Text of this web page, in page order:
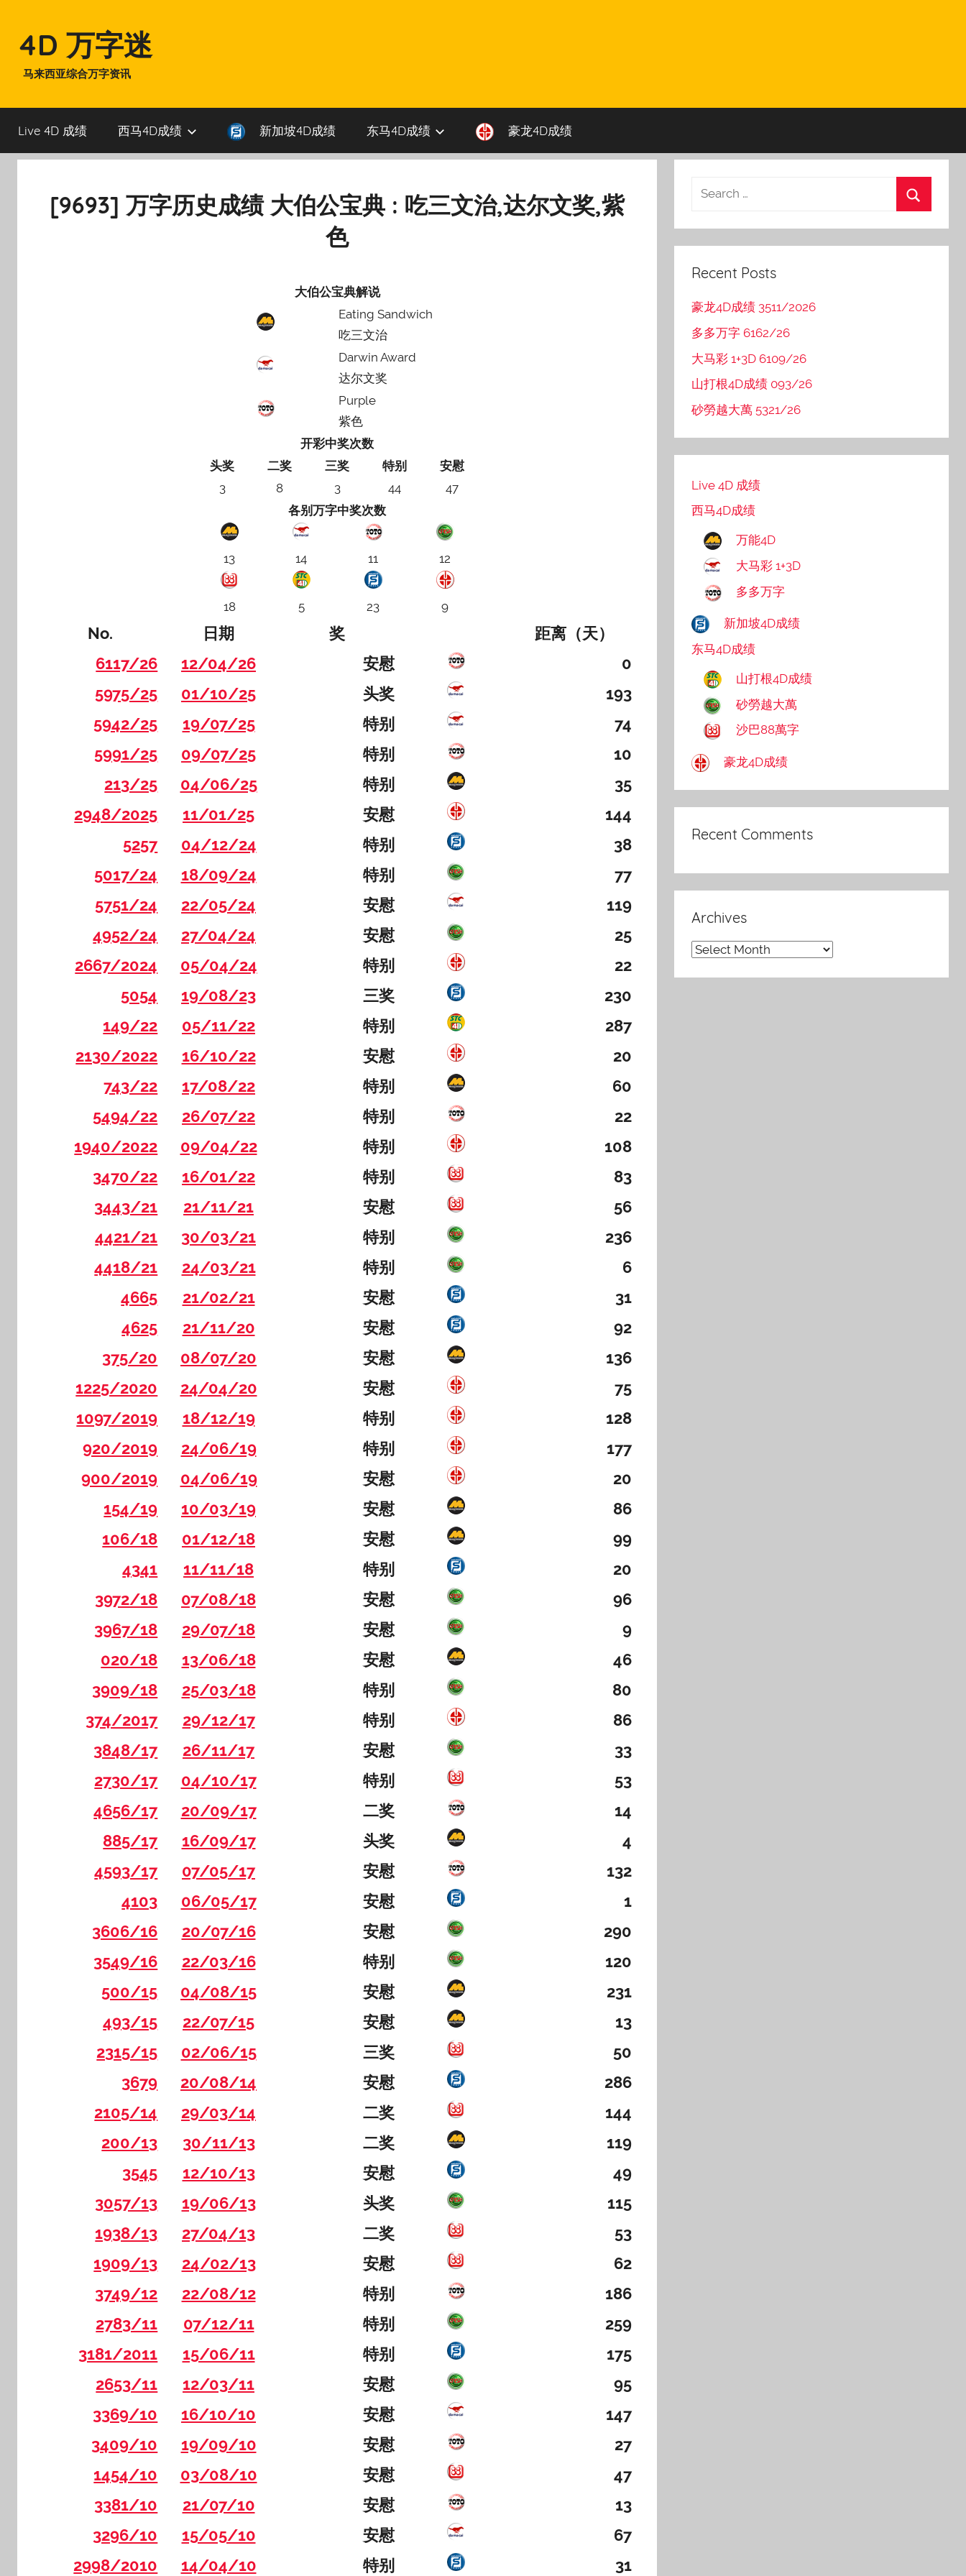
content4D 万字迷
马来西亚综合万字资讯
Live 4D 成绩 西马4D成绩 新加坡4D成绩 东马4D成绩 豪龙4D成绩
[9693] 万字历史成绩 大伯公宝典 : 吃三文治,达尔文奖,紫
色
大伯公宝典解说
Eating Sandwich
吃三文治
Darwin Award
达尔文奖
Purple
紫色
开彩中奖次数
头奖
二奖 三奖 特别
安慰
3
8 3 44
47
各别万字中奖次数
13 14 11 12
18 5 23 9
No. 日期 奖
距离（天）
6117/26
12/04/26 安慰
0
5975/25
01/10/25 头奖
193
5942/25
19/07/25 特别
74
5991/25
09/07/25 特别
10
213/25
04/06/25 特别
35
2948/2025
11/01/25 安慰
144
5257
04/12/24 特别
38
5017/24
18/09/24 特别
77
5751/24
22/05/24 安慰
119
4952/24
27/04/24 安慰
25
2667/2024
05/04/24 特别
22
5054
19/08/23 三奖
230
149/22
05/11/22 特别
287
2130/2022
16/10/22 安慰
20
743/22
17/08/22 特别
60
5494/22
26/07/22 特别
22
1940/2022
09/04/22 特别
108
3470/22
16/01/22 特别
83
3443/21
21/11/21 安慰
56
4421/21
30/03/21 特别
236
4418/21
24/03/21 特别
6
4665
21/02/21 安慰
31
4625
21/11/20 安慰
92
375/20
08/07/20 安慰
136
1225/2020
24/04/20 安慰
75
1097/2019
18/12/19 特别
128
920/2019
24/06/19 特别
177
900/2019
04/06/19 安慰
20
154/19
10/03/19 安慰
86
106/18
01/12/18 安慰
99
4341
11/11/18 特别
20
3972/18
07/08/18 安慰
96
3967/18
29/07/18 安慰
9
020/18
13/06/18 安慰
46
3909/18
25/03/18 特别
80
374/2017
29/12/17 特别
86
3848/17
26/11/17 安慰
33
2730/17
04/10/17 特别
53
4656/17
20/09/17 二奖
14
885/17
16/09/17 头奖
4
4593/17
07/05/17 安慰
132
4103
06/05/17 安慰
1
3606/16
20/07/16 安慰
290
3549/16
22/03/16 特别
120
500/15
04/08/15 安慰
231
493/15
22/07/15 安慰
13
2315/15
02/06/15 三奖
50
3679
20/08/14 安慰
286
2105/14
29/03/14 二奖
144
200/13
30/11/13 二奖
119
3545
12/10/13 安慰
49
3057/13
19/06/13 头奖
115
1938/13
27/04/13 二奖
53
1909/13
24/02/13 安慰
62
3749/12
22/08/12 特别
186
2783/11
07/12/11 特别
259
3181/2011
15/06/11 特别
175
2653/11
12/03/11 安慰
95
3369/10
16/10/10 安慰
147
3409/10
19/09/10 安慰
27
1454/10
03/08/10 安慰
47
3381/10
21/07/10 安慰
13
3296/10
15/05/10 安慰
67
2998/2010
14/04/10 特别 31
Recent Posts
豪龙4D成绩 3511/2026
多多万字 6162/26
大马彩 1+3D 6109/26
山打根4D成绩 093/26
砂勞越大萬 5321/26
Live 4D 成绩
西马4D成绩
万能4D
大马彩 1+3D
多多万字
新加坡4D成绩
东马4D成绩
山打根4D成绩
砂勞越大萬
沙巴88萬字
豪龙4D成绩
Recent Comments
Archives
Archives